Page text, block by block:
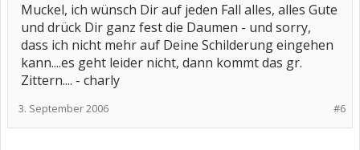
Muckel, ich wünsch Dir auf jeden Fall alles, alles Gute
und drück Dir ganz fest die Daumen - und sorry,
dass ich nicht mehr auf Deine Schilderung eingehen
kann....es geht leider nicht, dann kommt das gr.
Zittern.... - charly
#6
3. September 2006